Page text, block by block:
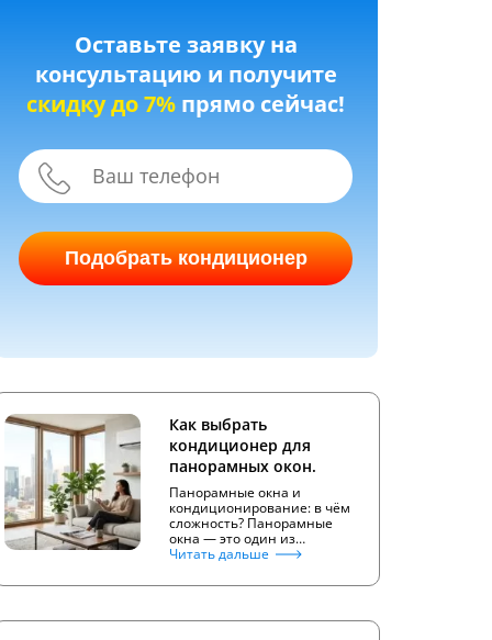
Оставьте заявку на
консультацию и получите
скидку до 7% прямо сейчас!
Подобрать кондиционер
Как выбрать
кондиционер для
панорамных окон.
Панорамные окна и
кондиционирование: в чём
сложность? Панорамные
окна — это один из…
Читать дальше